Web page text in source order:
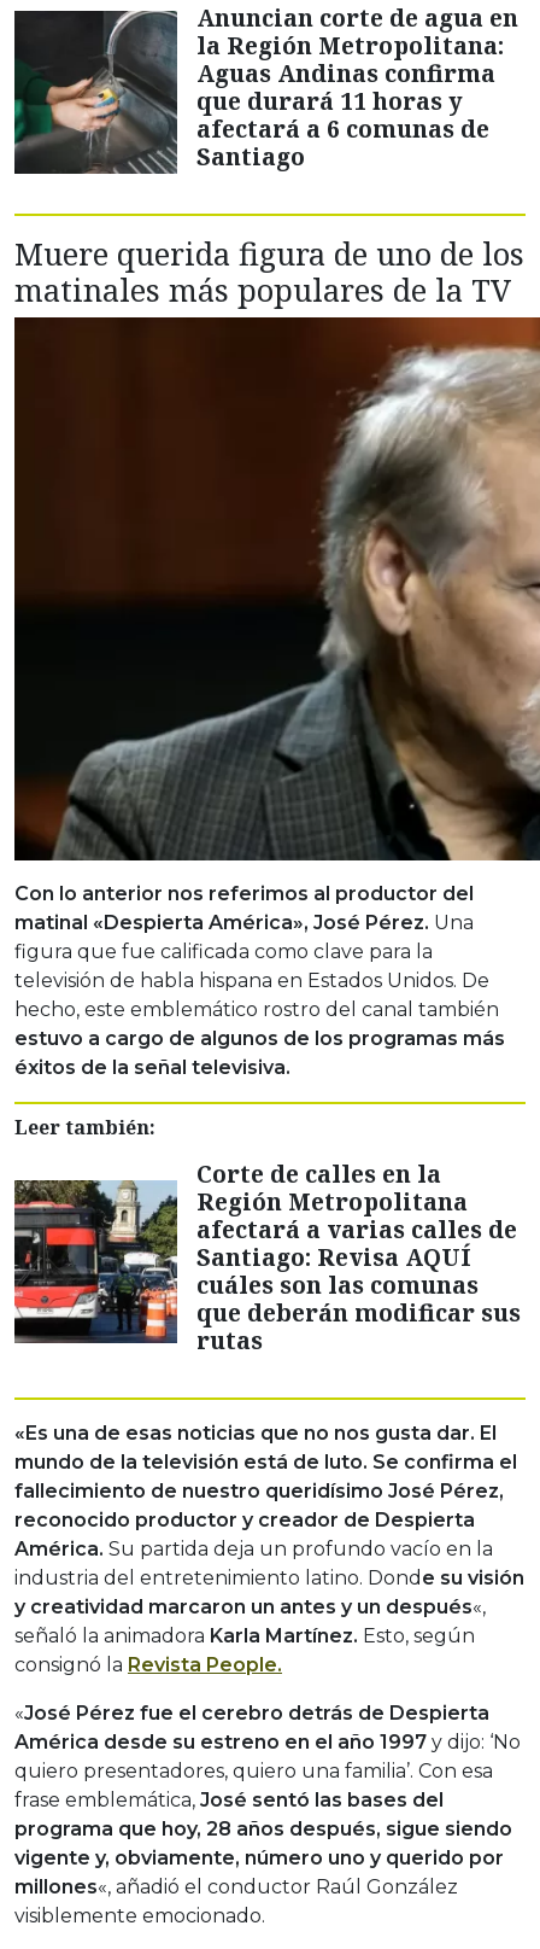
Anuncian corte de agua en
la Región Metropolitana:
Aguas Andinas confirma
que durará 11 horas y
afectará a 6 comunas de
Santiago
Muere querida figura de uno de los
matinales más populares de la TV
Con lo anterior nos referimos al productor del
matinal «Despierta América», José Pérez. Una
figura que fue calificada como clave para la
televisión de habla hispana en Estados Unidos. De
hecho, este emblemático rostro del canal también
estuvo a cargo de algunos de los programas más
éxitos de la señal televisiva.
Leer también:
Corte de calles en la
Región Metropolitana
afectará a varias calles de
Santiago: Revisa AQUÍ
cuáles son las comunas
que deberán modificar sus
rutas
«Es una de esas noticias que no nos gusta dar. El
mundo de la televisión está de luto. Se confirma el
fallecimiento de nuestro queridísimo José Pérez,
reconocido productor y creador de Despierta
América. Su partida deja un profundo vacío en la
industria del entretenimiento latino. Dond e su visión
y creatividad marcaron un antes y un después«,
señaló la animadora Karla Martínez. Esto, según
consignó la Revista People.
«José Pérez fue el cerebro detrás de Despierta
América desde su estreno en el año 1997 y dijo: ‘No
quiero presentadores, quiero una familia’. Con esa
frase emblemática, José sentó las bases del
programa que hoy, 28 años después, sigue siendo
vigente y, obviamente, número uno y querido por
millones«, añadió el conductor Raúl González
visiblemente emocionado.